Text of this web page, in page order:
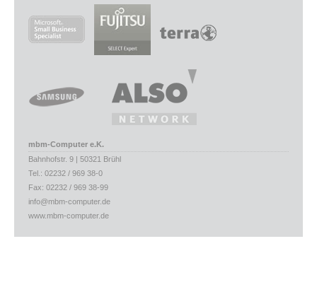
mbm-Computer e.K.
Bahnhofstr. 9 | 50321 Brühl
Tel.: 02232 / 969 38-0
Fax: 02232 / 969 38-99
info@mbm-computer.de
www.mbm-computer.de